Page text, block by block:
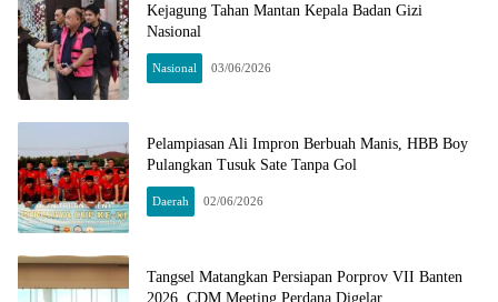
Kejagung Tahan Mantan Kepala Badan Gizi
Nasional
Nasional 03/06/2026
Pelampiasan Ali Impron Berbuah Manis, HBB Boy
Pulangkan Tusuk Sate Tanpa Gol
Daerah 02/06/2026
Tangsel Matangkan Persiapan Porprov VII Banten
2026, CDM Meeting Perdana Digelar